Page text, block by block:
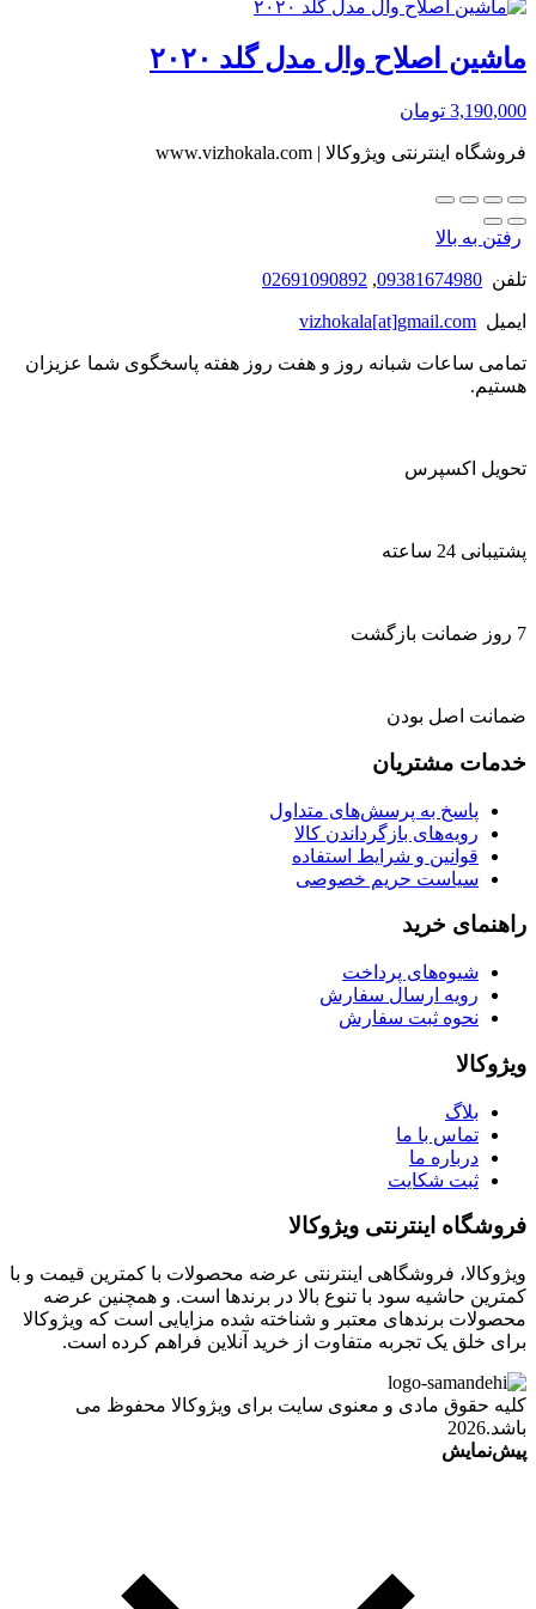
ماشین اصلاح وال مدل گلد ۲۰۲۰
3,190,000 تومان
فروشگاه اینترنتی ویژوکالا | www.vizhokala.com
رفتن به بالا
تلفن 09381674980
,
02691090892
ایمیل vizhokala[at]gmail.com
تمامی ساعات شبانه روز و هفت روز هفته پاسخگوی شما عزیزان
هستیم.
تحویل اکسپرس
پشتیبانی 24 ساعته
7 روز ضمانت بازگشت
ضمانت اصل بودن
خدمات مشتریان
پاسخ به پرسش‌های متداول
رویه‌های بازگرداندن کالا
قوانین و شرایط استفاده
سیاست حریم خصوصی
راهنمای خرید
شیوه‌های پرداخت
رویه ارسال سفارش
نحوه ثبت سفارش
ویژوکالا
بلاگ
تماس با ما
درباره ما
ثبت شکایت
فروشگاه اینترنتی ویژوکالا
ویژوکالا، فروشگاهی اینترنتی عرضه محصولات با کمترین قیمت و با
کمترین حاشیه سود با تنوع بالا در برندها است. و همچنین عرضه
محصولات برندهای معتبر و شناخته شده مزایایی است که ویژوکالا
برای خلق یک تجربه متفاوت از خرید آنلاین فراهم کرده است.
کلیه حقوق مادی و معنوی سایت برای ویژوکالا محفوظ می
باشد.2026
پیش‌نمایش